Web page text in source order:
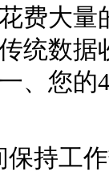
费大
统数
、您
持工